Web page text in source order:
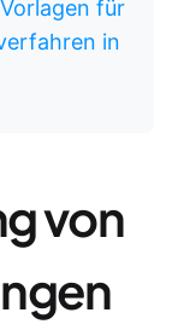
für
in
von